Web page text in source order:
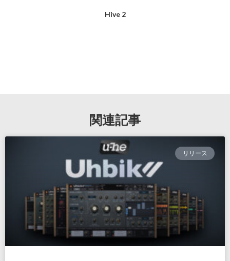
Hive 2
関連記事
リリース